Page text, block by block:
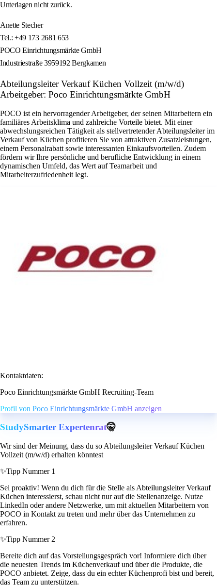
Unterlagen nicht zurück.
Anette Stecher
Tel.: +49 173 2681 653
POCO Einrichtungsmärkte GmbH
Industriestraße 3959192 Bergkamen
Abteilungsleiter Verkauf Küchen Vollzeit (m/w/d)
Arbeitgeber: Poco Einrichtungsmärkte GmbH
POCO ist ein hervorragender Arbeitgeber, der seinen Mitarbeitern ein
familiäres Arbeitsklima und zahlreiche Vorteile bietet. Mit einer
abwechslungsreichen Tätigkeit als stellvertretender Abteilungsleiter im
Verkauf von Küchen profitieren Sie von attraktiven Zusatzleistungen,
einem Personalrabatt sowie interessanten Einkaufsvorteilen. Zudem
fördern wir Ihre persönliche und berufliche Entwicklung in einem
dynamischen Umfeld, das Wert auf Teamarbeit und
Mitarbeiterzufriedenheit legt.
Kontaktdaten:
Poco Einrichtungsmärkte GmbH Recruiting-Team
Profil von Poco Einrichtungsmärkte GmbH anzeigen
StudySmarter Expertenrat🤫
Wir sind der Meinung, dass du so Abteilungsleiter Verkauf Küchen
Vollzeit (m/w/d) erhalten könntest
✨Tipp Nummer 1
Sei proaktiv! Wenn du dich für die Stelle als Abteilungsleiter Verkauf
Küchen interessierst, schau nicht nur auf die Stellenanzeige. Nutze
LinkedIn oder andere Netzwerke, um mit aktuellen Mitarbeitern von
POCO in Kontakt zu treten und mehr über das Unternehmen zu
erfahren.
✨Tipp Nummer 2
Bereite dich auf das Vorstellungsgespräch vor! Informiere dich über
die neuesten Trends im Küchenverkauf und über die Produkte, die
POCO anbietet. Zeige, dass du ein echter Küchenprofi bist und bereit,
das Team zu unterstützen.